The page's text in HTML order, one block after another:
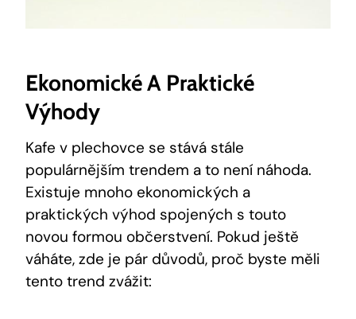
Ekonomické A Praktické
Výhody
Kafe v plechovce se stává stále
populárnějším trendem a to není náhoda.
Existuje mnoho ekonomických a
praktických výhod spojených s touto
novou formou občerstvení. Pokud ještě
váháte, zde je pár důvodů, proč byste měli
tento trend zvážit: